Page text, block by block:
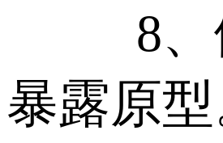
8、健
暴露原型